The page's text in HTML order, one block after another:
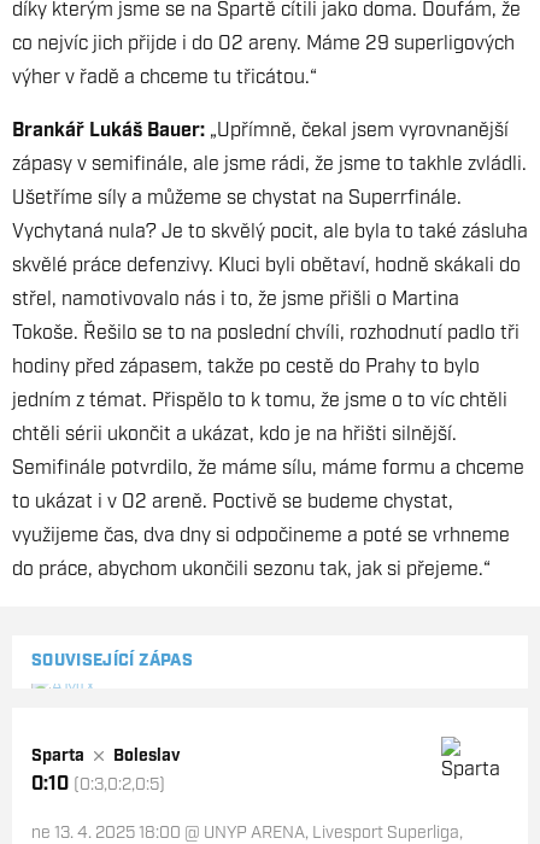
SOUVISEJÍCÍ ZÁPAS
Sparta Boleslav
0:10 (0:3,0:2,0:5)
ne 13. 4. 2025 18:00 @ UNYP ARENA, Livesport Superliga,
díky kterým jsme se na Spartě cítili jako doma. Doufám, že
co nejvíc jich přijde i do O2 areny. Máme 29 superligových
výher v řadě a chceme tu třicátou.“
Brankář Lukáš Bauer: „Upřímně, čekal jsem vyrovnanější
zápasy v semifinále, ale jsme rádi, že jsme to takhle zvládli.
Ušetříme síly a můžeme se chystat na Superrfinále.
Vychytaná nula? Je to skvělý pocit, ale byla to také zásluha
skvělé práce defenzivy. Kluci byli obětaví, hodně skákali do
střel, namotivovalo nás i to, že jsme přišli o Martina
Tokoše. Řešilo se to na poslední chvíli, rozhodnutí padlo tři
hodiny před zápasem, takže po cestě do Prahy to bylo
jedním z témat. Přispělo to k tomu, že jsme o to víc chtěli
chtěli sérii ukončit a ukázat, kdo je na hřišti silnější.
Semifinále potvrdilo, že máme sílu, máme formu a chceme
to ukázat i v O2 areně. Poctivě se budeme chystat,
využijeme čas, dva dny si odpočineme a poté se vrhneme
do práce, abychom ukončili sezonu tak, jak si přejeme.“